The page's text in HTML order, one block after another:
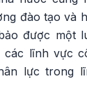
đào tạo và
được một
lĩnh vực
lực trong